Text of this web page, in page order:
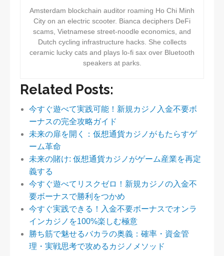
Amsterdam blockchain auditor roaming Ho Chi Minh
City on an electric scooter. Bianca deciphers DeFi
scams, Vietnamese street-noodle economics, and
Dutch cycling infrastructure hacks. She collects
ceramic lucky cats and plays lo-fi sax over Bluetooth
speakers at parks.
Related Posts:
今すぐ遊べて実践可能！新規カジノ入金不要ボ
ーナスの完全攻略ガイド
未来の扉を開く：仮想通貨カジノがもたらすゲ
ーム革命
未来の賭け: 仮想通貨カジノがゲーム産業を再定
義する
今すぐ遊べてリスクゼロ！新規カジノの入金不
要ボーナスで勝利をつかめ
今すぐ実践できる！入金不要ボーナスでオンラ
インカジノを100%楽しむ極意
勝ち筋で魅せるバカラの奥義：確率・資金管
理・実戦思考で攻めるカジノメソッド